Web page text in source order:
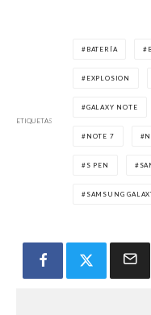
ETIQUETAS
BATERÍA
EXPLOSION
GALAXY NOTE
NOTE 7
S PEN
SAMSUNG